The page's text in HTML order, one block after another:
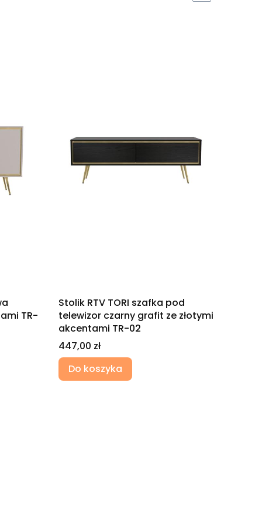
TR-
Stolik RTV TORI szafka pod
telewizor czarny grafit ze złotymi
akcentami TR-02
Cena
447,00 zł
Do koszyka